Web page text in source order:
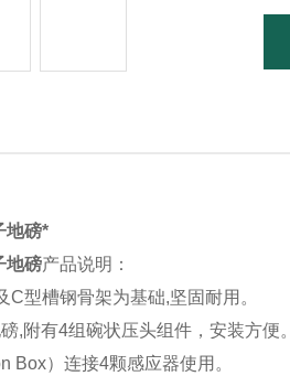
地磅*
地磅产品说明：
C型槽钢骨架为基础,坚固耐用。
,附有4组碗状压头组件，安装方便。
Box）连接4颗感应器使用。